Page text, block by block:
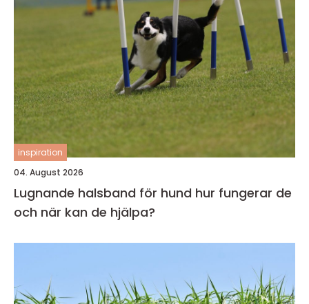
inspiration
04. August 2026
Lugnande halsband för hund hur fungerar de
och när kan de hjälpa?